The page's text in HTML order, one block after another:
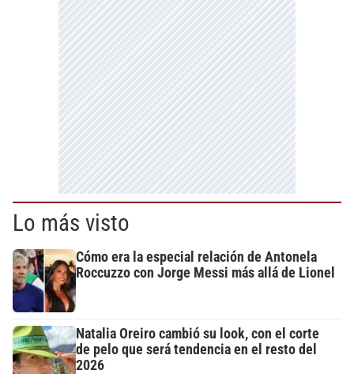
Lo más visto
Cómo era la especial relación de Antonela
Roccuzzo con Jorge Messi más allá de Lionel
Natalia Oreiro cambió su look, con el corte
de pelo que será tendencia en el resto del
2026